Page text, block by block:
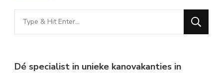
Looking
for
Dé specialist in unieke kanovakanties in